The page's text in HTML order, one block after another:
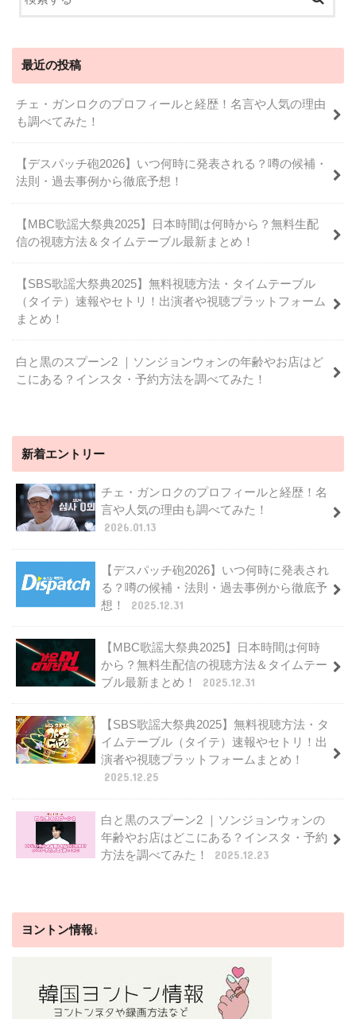
最近の投稿
チェ・ガンロクのプロフィールと経歴！名言や人気の理由
も調べてみた！
【デスパッチ砲2026】いつ何時に発表される？噂の候補・
法則・過去事例から徹底予想！
【MBC歌謡大祭典2025】日本時間は何時から？無料生配
信の視聴方法＆タイムテーブル最新まとめ！
【SBS歌謡大祭典2025】無料視聴方法・タイムテーブル
（タイテ）速報やセトリ！出演者や視聴プラットフォーム
まとめ！
白と黒のスプーン2 ｜ソンジョンウォンの年齢やお店はど
こにある？インスタ・予約方法を調べてみた！
新着エントリー
チェ・ガンロクのプロフィールと経歴！名
言や人気の理由も調べてみた！
2026.01.13
【デスパッチ砲2026】いつ何時に発表され
る？噂の候補・法則・過去事例から徹底予
想！
2025.12.31
【MBC歌謡大祭典2025】日本時間は何時
から？無料生配信の視聴方法＆タイムテー
ブル最新まとめ！
2025.12.31
【SBS歌謡大祭典2025】無料視聴方法・タ
イムテーブル（タイテ）速報やセトリ！出
演者や視聴プラットフォームまとめ！
2025.12.25
白と黒のスプーン2 ｜ソンジョンウォンの
年齢やお店はどこにある？インスタ・予約
方法を調べてみた！
2025.12.23
ヨントン情報↓